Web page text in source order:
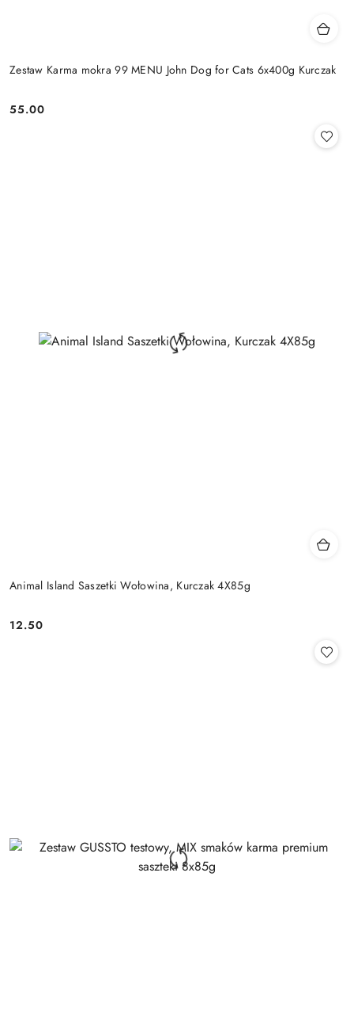
Zestaw Karma mokra 99 MENU John Dog for Cats 6x400g Kurczak
Cena:
55.00
Animal Island Saszetki Wołowina, Kurczak 4X85g
Cena:
12.50